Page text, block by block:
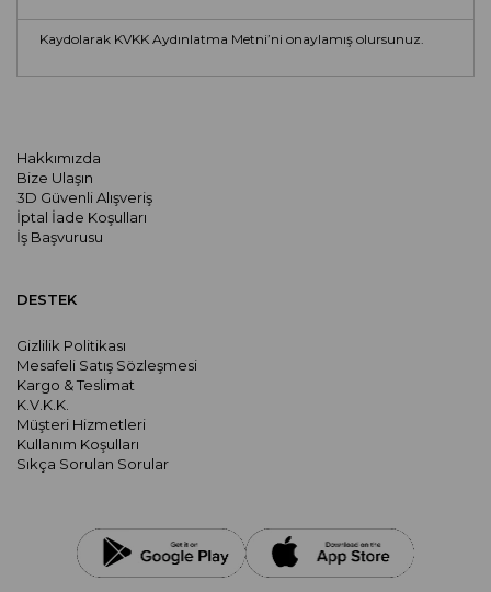
Hakkımızda
Bize Ulaşın
3D Güvenli Alışveriş
İptal İade Koşulları
İş Başvurusu
Kaydolarak KVKK Aydınlatma Metni’ni onaylamış olursunuz.
DESTEK
Gizlilik Politikası
Mesafeli Satış Sözleşmesi
Kargo & Teslimat
K.V.K.K.
Müşteri Hizmetleri
Kullanım Koşulları
Sıkça Sorulan Sorular